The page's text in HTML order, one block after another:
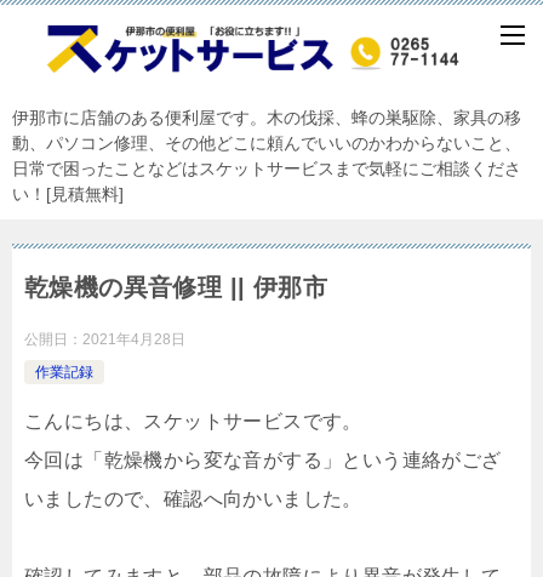
伊那市に店舗のある便利屋です。木の伐採、蜂の巣駆除、家具の移
動、パソコン修理、その他どこに頼んでいいのかわからないこと、
日常で困ったことなどはスケットサービスまで気軽にご相談くださ
い！[見積無料]
乾燥機の異音修理 || 伊那市
公開日： 2021年4月28日
作業記録
こんにちは、スケットサービスです。
今回は「乾燥機から変な音がする」という連絡がござ
いましたので、確認へ向かいました。